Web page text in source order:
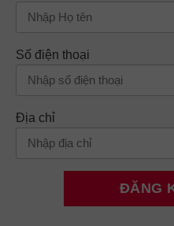
Số điện thoại
Địa chỉ